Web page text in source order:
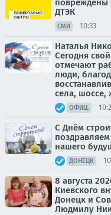
ДТЭК
СМИ 10:33
Наталья
Сегодня
отмечают
люди,
села, шоссе,
ОФИЦ.
С Днём
нашего
ДОНЕЦК
8 августа
Киевского
Донецк и
Людмилу